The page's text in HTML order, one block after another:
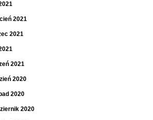
2021
2021
2021
2020
2020
2020